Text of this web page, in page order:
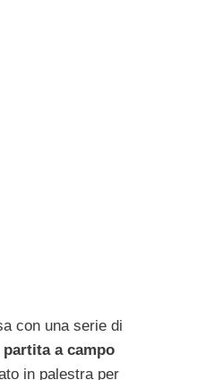
con una serie di
a campo
in palestra per